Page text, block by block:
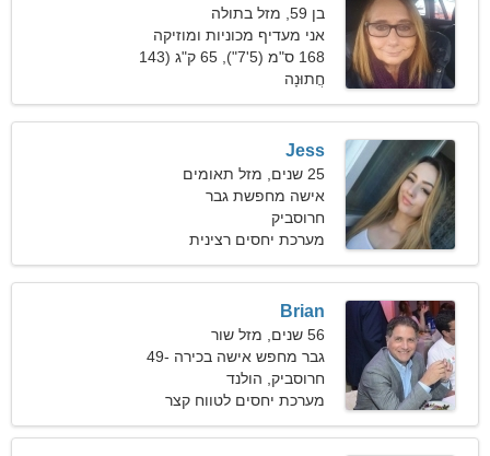
בן 59, מזל בתולה
אני מעדיף מכוניות ומוזיקה
168 ס"מ (5'7"), 65 ק"ג (143
פאונד)
חֲתוּנָה
Jess
25 שנים, מזל תאומים
אישה מחפשת גבר
חרוסביק
מערכת יחסים רצינית
Brian
56 שנים, מזל שור
גבר מחפש אישה בכירה 49-
53
חרוסביק, הולנד
מערכת יחסים לטווח קצר